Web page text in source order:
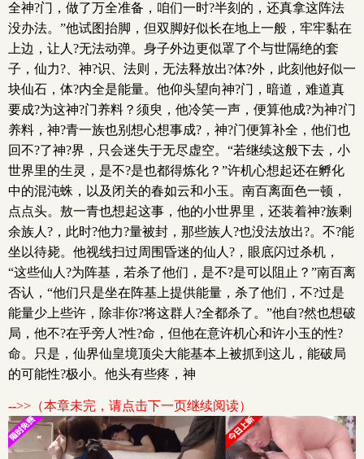
全神?门，做了万全准备，咱们一时?半刻的，还真拿这阵法
没办法。”他试图抬脚，但双脚好似长在地上一般，牢牢黏在
上边，让人?无法动弹。身子外边更似罩了个与世隔绝的套
子，仙力?、神?识、法则，无法释放出?体?外，此刻他好似一
块仙石，体?内全是能量。他仰头望向神?门，暗道，难道真
要成?为这神?门养料？须臾，他冷笑一声，便算他成?为神?门
养料，神?青一族也别想心想事成?，神?门便算补全，他们也
回不?了神?界，只会迷失于无尽虚空。“若继续这般下去，小
世界里的生灵，是不?是也都得炼化？”许机心想起还在孵化
中的混沌蛛，以及闭关的春如云和小玉。南百离面色一顿，
点点头。敖一青也想起这事，他的小世界里，还装着神?族剩
余族人?，此时?他力?量被封，那些族人?也没法放出?。不?能
坐以待毙。他视线扫过周围昏迷的仙人?，眼底闪过杀机，
“这些仙人?为阵基，若杀了他们，是不?是可以阻止？”南百离
否认，“他们只是坐在阵基上提供能量，杀了他们，不?过是
能量少上些许，除非你?将这群人?全都杀了。”他自?然也想破
局，他不?在乎旁人?性?命，但他在意许机心和许小玉的性?
命。只是，仙界仙皇境顶尖大能基本上被抓到这儿，能破局
的可能性?极小。他头有些疼，神
-->>（本章未完，请点击下一页继续阅读）